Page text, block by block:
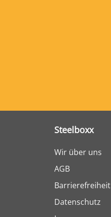
Steelboxx
Wir über uns
AGB
Barrierefreiheit
Datenschutz